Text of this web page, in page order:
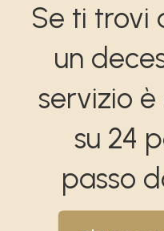
Se ti trovi
un
servizio
su 24
passo